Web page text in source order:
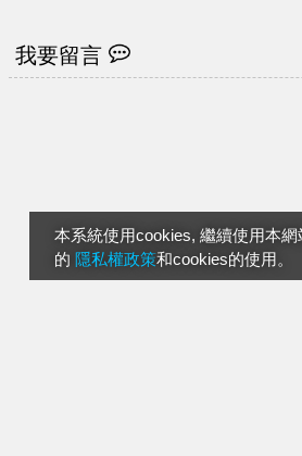
本系統使用cookies, 繼續使用本網
的 隱私權政策和cookies的使用。
我要留言